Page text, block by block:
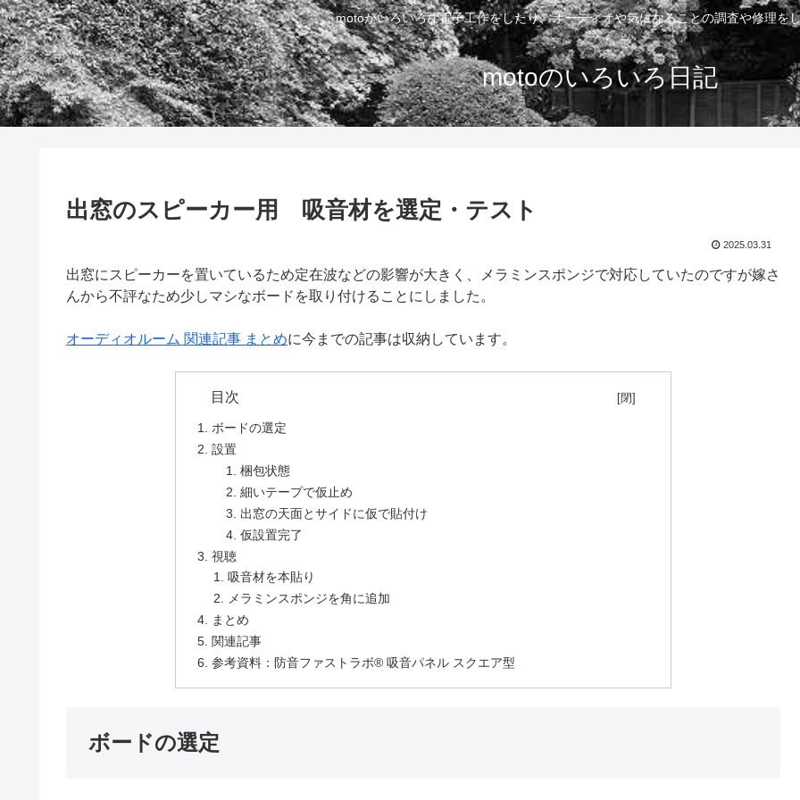
motoがいろいろな電子工作をしたり、オーディオや気になることの調査や修理を
motoのいろいろ日記
出窓のスピーカー用 吸音材を選定・テスト
2025.03.31
出窓にスピーカーを置いているため定在波などの影響が大きく、メラミンスポンジで対応していたのですが嫁さ
んから不評なため少しマシなボードを取り付けることにしました。
オーディオルーム 関連記事 まとめに今までの記事は収納しています。
目次
ボードの選定
設置
梱包状態
細いテープで仮止め
出窓の天面とサイドに仮で貼付け
仮設置完了
視聴
吸音材を本貼り
メラミンスポンジを角に追加
まとめ
関連記事
参考資料：防音ファストラボ® 吸音パネル スクエア型
ボードの選定